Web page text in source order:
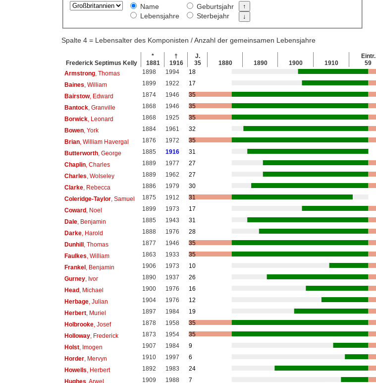
Name
Lebensjahre
Geburtsjahr
Sterbejahr
Spalte 4 = Lebensalter des Komponisten / Anzahl der gemeinsamen Lebensjahre
Frederick Septimus Kelly
*
1881
†
1916
J.
35
1880 1890 1900 1910
Eintr.
59
Armstrong, Thomas 1898 1994
18
Baines , William 1899 1922
17
Bairstow, Edward 1874 1946
35
Bantock, Granville 1868 1946
35
Borwick, Leonard 1868 1925
35
Bowen, York 1884 1961
32
Brian, William Havergal 1876 1972
35
Butterworth, George 1885 1916
31
Chaplin, Charles 1889 1977
27
Charles , Wolseley 1889 1962
27
Clarke, Rebecca 1886 1979
30
Coleridge-Taylor, Samuel 1875 1912
31
Coward, Noel 1899 1973
17
Dale, Benjamin 1885 1943
31
Darke, Harold 1888 1976
28
Dunhill, Thomas 1877 1946
35
Faulkes , William 1863 1933
35
Frankel, Benjamin 1906 1973
10
Gurney, Ivor 1890 1937
26
Head, Michael 1900 1976
16
Herbage, Julian 1904 1976
12
Herbert, Muriel 1897 1984
19
Holbrooke, Josef 1878 1958
35
Holloway, Frederick 1873 1954
35
Holst, Imogen 1907 1984
9
Horder, Mervyn 1910 1997
6
Howells , Herbert 1892 1983
24
Hughes , Arwel 1909 1988
7